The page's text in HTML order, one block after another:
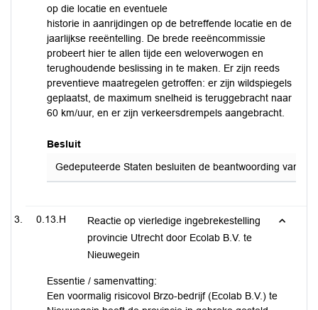
op die locatie en eventuele
historie in aanrijdingen op de betreffende locatie en de
jaarlijkse reeëntelling. De brede reeëncommissie
probeert hier te allen tijde een weloverwogen en
terughoudende beslissing in te maken. Er zijn reeds
preventieve maatregelen getroffen: er zijn wildspiegels
geplaatst, de maximum snelheid is teruggebracht naar
60 km/uur, en er zijn verkeersdrempels aangebracht.
Besluit
Gedeputeerde Staten besluiten de beantwoording van
0.13.H
Reactie op vierledige ingebrekestelling
provincie Utrecht door Ecolab B.V. te
Nieuwegein
Essentie / samenvatting:
Een voormalig risicovol Brzo-bedrijf (Ecolab B.V.) te